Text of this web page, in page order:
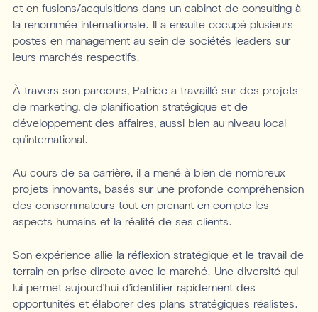
et en fusions/acquisitions dans un cabinet de consulting à
la renommée internationale. Il a ensuite occupé plusieurs
postes en management au sein de sociétés leaders sur
leurs marchés respectifs.
À travers son parcours, Patrice a travaillé sur des projets
de marketing, de planification stratégique et de
développement des affaires, aussi bien au niveau local
qu'international.
Au cours de sa carrière, il a mené à bien de nombreux
projets innovants, basés sur une profonde compréhension
des consommateurs tout en prenant en compte les
aspects humains et la réalité de ses clients.
Son expérience allie la réflexion stratégique et le travail de
terrain en prise directe avec le marché. Une diversité qui
lui permet aujourd'hui d’identifier rapidement des
opportunités et élaborer des plans stratégiques réalistes.